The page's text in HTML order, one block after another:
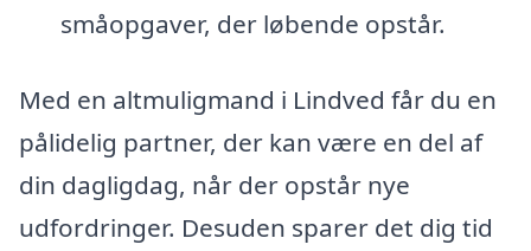
småopgaver, der løbende opstår.
Med en altmuligmand i Lindved får du en
pålidelig partner, der kan være en del af
din dagligdag, når der opstår nye
udfordringer. Desuden sparer det dig tid